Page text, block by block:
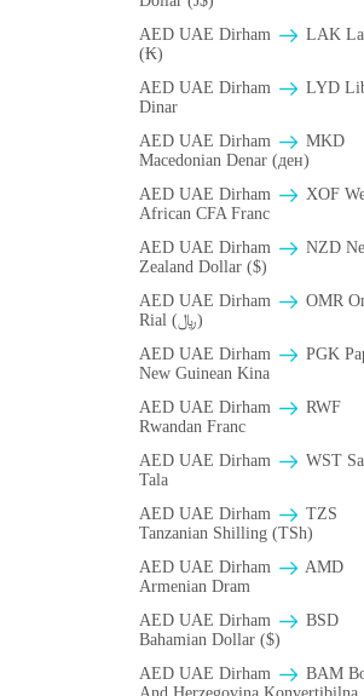
AED UAE Dirham
LAK
(₭)
AED UAE Dirham
LYD
Dinar
AED UAE Dirham
MKD
Macedonian Denar (ден)
AED UAE Dirham
XOF
African CFA Franc
AED UAE Dirham
NZD
Zealand Dollar ($)
AED UAE Dirham
OMR
Rial (﷼)
AED UAE Dirham
PGK
New Guinean Kina
AED UAE Dirham
RWF
Rwandan Franc
AED UAE Dirham
WST
Tala
AED UAE Dirham
TZS
Tanzanian Shilling (TSh)
AED UAE Dirham
AMD
Armenian Dram
AED UAE Dirham
BSD
Bahamian Dollar ($)
AED UAE Dirham
BAM